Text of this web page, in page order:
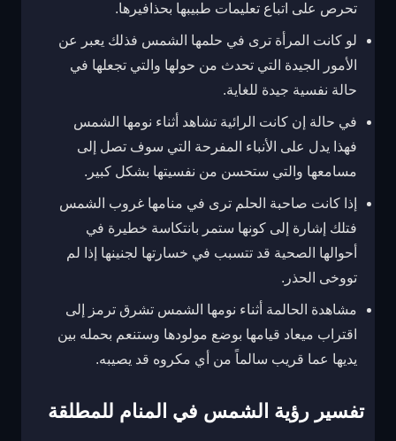
تحرص على اتباع تعليمات طبيبها بحذافيرها.
لو كانت المرأة ترى في حلمها الشمس فذلك يعبر عن
الأمور الجيدة التي تحدث من حولها والتي تجعلها في
حالة نفسية جيدة للغاية.
في حالة إن كانت الرائية تشاهد أثناء نومها الشمس
فهذا يدل على الأنباء المفرحة التي سوف تصل إلى
مسامعها والتي ستحسن من نفسيتها بشكل كبير.
إذا كانت صاحبة الحلم ترى في منامها غروب الشمس
فتلك إشارة إلى كونها ستمر بانتكاسة خطيرة في
أحوالها الصحية قد تتسبب في خسارتها لجنينها إذا لم
تووخى الحذر.
مشاهدة الحالمة أثناء نومها الشمس تشرق ترمز إلى
اقتراب ميعاد قيامها بوضع مولودها وستنعم بحمله بين
يديها عما قريب سالماً من أي مكروه قد يصيبه.
تفسير رؤية الشمس في المنام للمطلقة